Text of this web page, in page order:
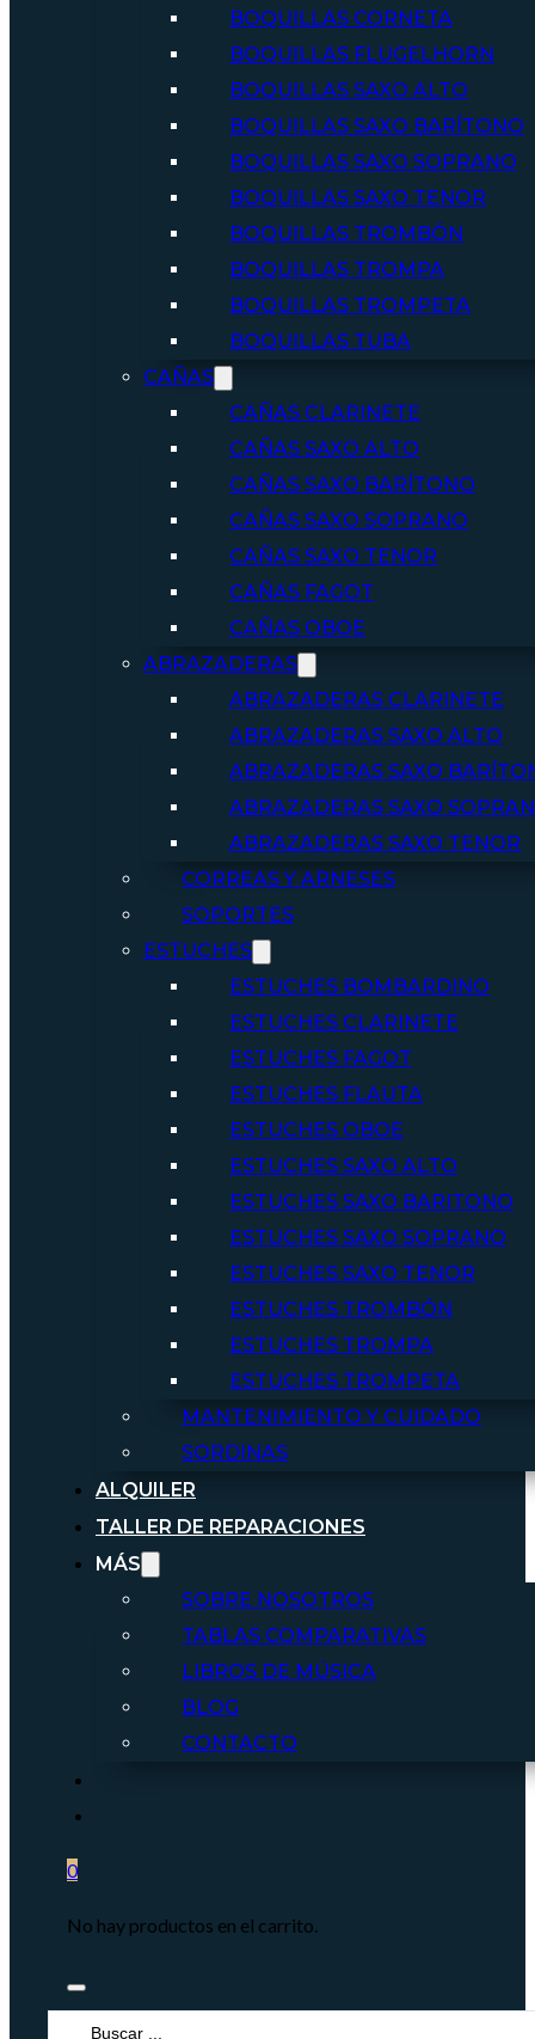
BOQUILLAS CORNETA
BOQUILLAS FLUGELHORN
BOQUILLAS SAXO ALTO
BOQUILLAS SAXO BARÍTONO
BOQUILLAS SAXO SOPRANO
BOQUILLAS SAXO TENOR
BOQUILLAS TROMBÓN
BOQUILLAS TROMPA
BOQUILLAS TROMPETA
BOQUILLAS TUBA
CAÑAS
CAÑAS CLARINETE
CAÑAS SAXO ALTO
CAÑAS SAXO BARÍTONO
CAÑAS SAXO SOPRANO
CAÑAS SAXO TENOR
CAÑAS FAGOT
CAÑAS OBOE
ABRAZADERAS
ABRAZADERAS CLARINETE
ABRAZADERAS SAXO ALTO
ABRAZADERAS SAXO
ABRAZADERAS SAXO
ABRAZADERAS SAXO TENOR
CORREAS Y ARNESES
SOPORTES
ESTUCHES
ESTUCHES BOMBARDINO
ESTUCHES CLARINETE
ESTUCHES FAGOT
ESTUCHES FLAUTA
ESTUCHES OBOE
ESTUCHES SAXO ALTO
ESTUCHES SAXO BARITONO
ESTUCHES SAXO SOPRANO
ESTUCHES SAXO TENOR
ESTUCHES TROMBÓN
ESTUCHES TROMPA
ESTUCHES TROMPETA
MANTENIMIENTO Y CUIDADO
SORDINAS
ALQUILER
TALLER DE REPARACIONES
MÁS
SOBRE NOSOTROS
TABLAS COMPARATIVAS
LIBROS DE MÚSICA
BLOG
CONTACTO
0
No hay productos en el carrito.
Search